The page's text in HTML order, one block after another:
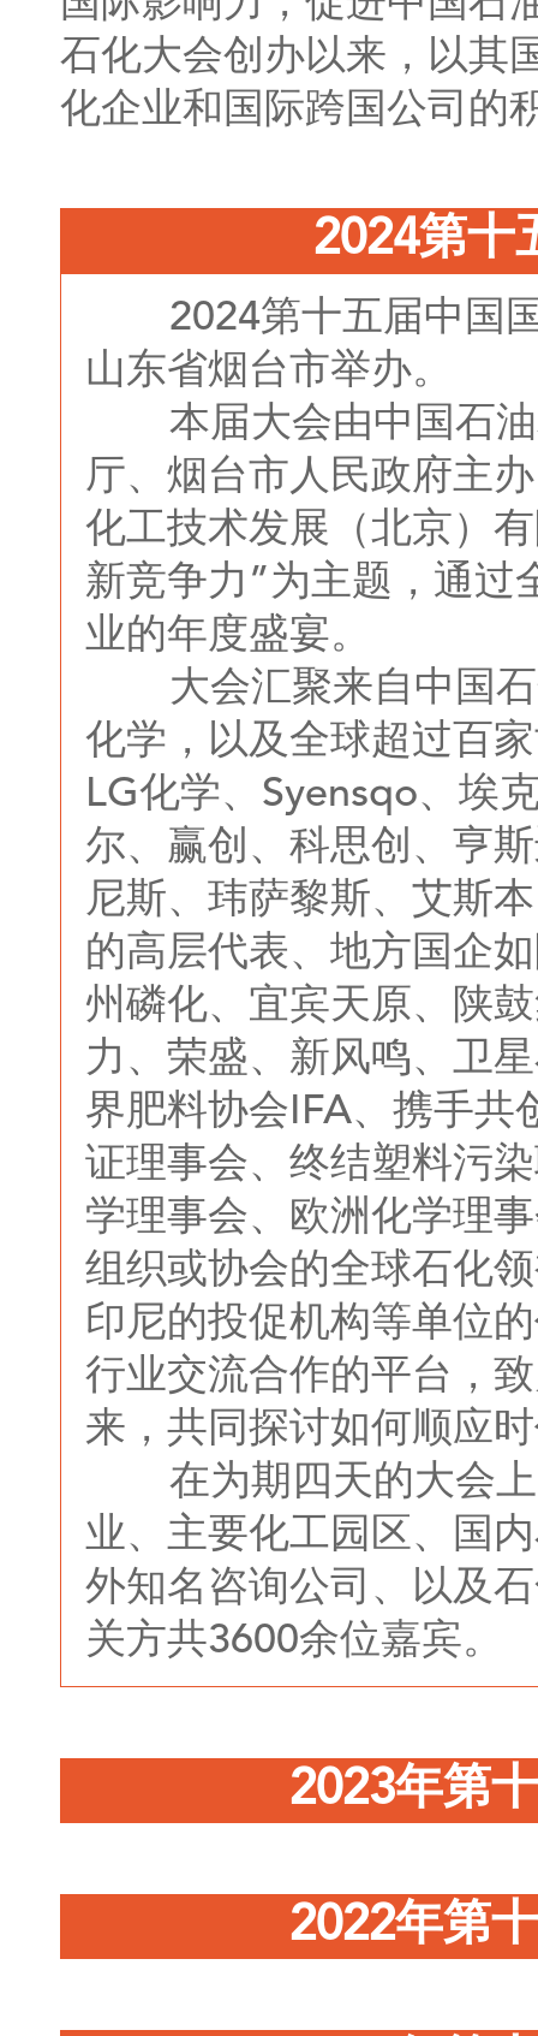
石化大会创办以来，以其
化企业和国际跨国公司的
2024第十
2024第十五届中国国
山东省烟台市举办。
本届大会由中国石油
厅、烟台市人民政府主
化工技术发展（北京）
新竞争力”为主题，通过
业的年度盛宴。
大会汇聚来自中国石
化学，以及全球超过百
LG化学、Syensqo、埃
尔、赢创、科思创、亨
尼斯、玮萨黎斯、艾斯
的高层代表、地方国企
州磷化、宜宾天原、陕
力、荣盛、新风鸣、卫
界肥料协会IFA、携手共
证理事会、终结塑料污
学理事会、欧洲化学理
组织或协会的全球石化
印尼的投促机构等单位
行业交流合作的平台，
来，共同探讨如何顺应
在为期四天的大会上
业、主要化工园区、国
外知名咨询公司、以及
关方共3600余位嘉宾。
2023年第
2022年第